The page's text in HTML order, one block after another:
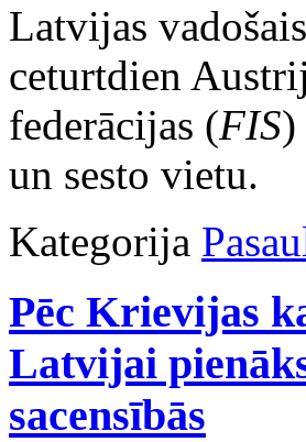
Latvijas
ceturtdien
federācijas (FIS)
un sesto vietu.
Kategorija
Pēc Krievijas
Latvijai
sacensībās